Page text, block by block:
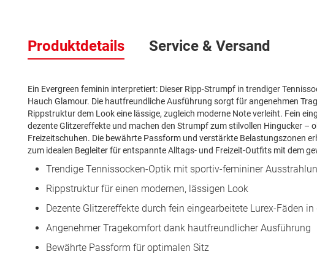
Bildergalerie
springen
Produktdetails
Ein Evergreen feminin interpretiert: Dieser Ripp-Strumpf in trendiger
Hauch Glamour. Die hautfreundliche Ausführung sorgt für angenehmen
Rippstruktur dem Look eine lässige, zugleich moderne Note verleiht. Fein
dezente Glitzereffekte und machen den Strumpf zum stilvollen Hingucker –
Freizeitschuhen. Die bewährte Passform und verstärkte Belastungszonen
zum idealen Begleiter für entspannte Alltags- und Freizeit-Outfits mit dem
Trendige Tennissocken-Optik mit sportiv-femininer
Rippstruktur für einen modernen, lässigen Look
Dezente Glitzereffekte durch fein eingearbeitete Lurex-Fäden in
Angenehmer Tragekomfort dank hautfreundlicher Ausführung
Bewährte Passform für optimalen Sitz
Service & Versand